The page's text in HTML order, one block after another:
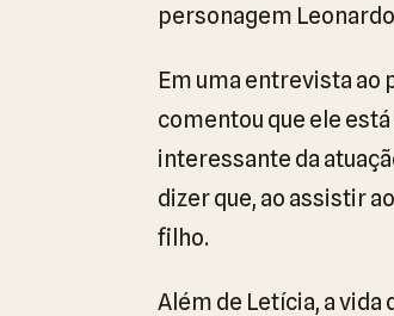
personagem
Em uma entrevista ao
comentou que ele
interessante da
dizer que, ao assistir
filho.
Além de Letícia, a vida